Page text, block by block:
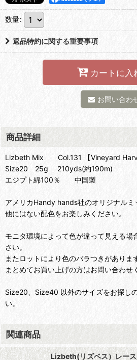
数量:
返品特約に関する重要事項
カートに入
お問い合わ
商品詳細
Lizbeth Mix Col.131 【Vineyard
Size20 25g 210yds(約190m)
エジプト綿100％ 中国製
アメリカHandy hands社のオリジナルミ
他にはない配色をお楽しみください。
モニタ環境によって色が違って見える場
さい。
またロットにより色のバラつきがありま
まとめてお買い上げの方はお問い合わせ
Size20、Size40 以外のサイズをお探し
い。
関連商品
Lizbeth(リズベス）レー